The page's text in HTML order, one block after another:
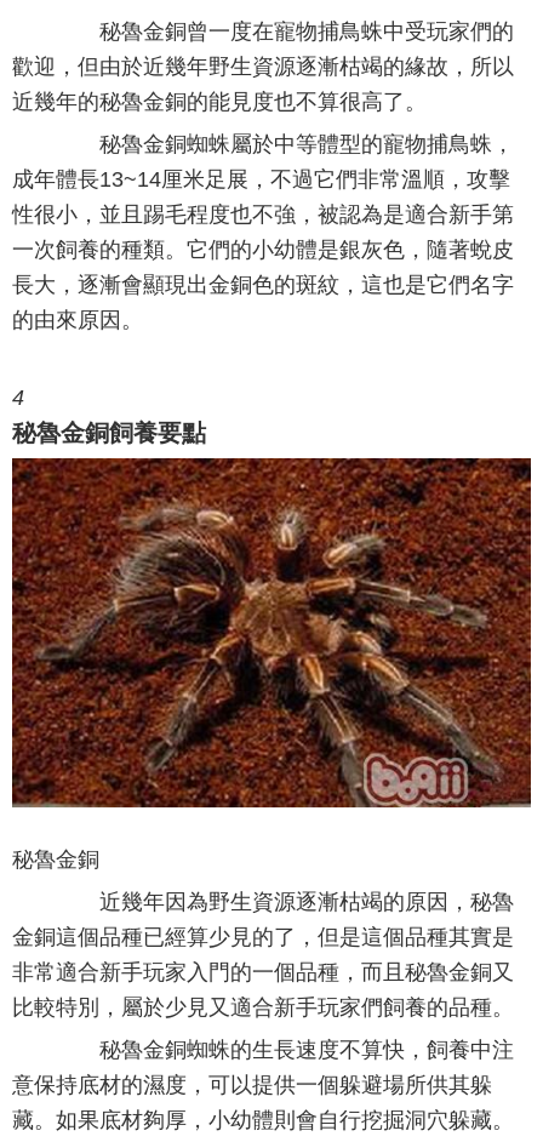
秘魯金銅曾一度在寵物捕鳥蛛中受玩家們的
歡迎，但由於近幾年野生資源逐漸枯竭的緣故，所以
近幾年的秘魯金銅的能見度也不算很高了。
秘魯金銅蜘蛛屬於中等體型的寵物捕鳥蛛，
成年體長13~14厘米足展，不過它們非常溫順，攻擊
性很小，並且踢毛程度也不強，被認為是適合新手第
一次飼養的種類。它們的小幼體是銀灰色，隨著蛻皮
長大，逐漸會顯現出金銅色的斑紋，這也是它們名字
的由來原因。
4
秘魯金銅飼養要點
秘魯金銅
近幾年因為野生資源逐漸枯竭的原因，秘魯
金銅這個品種已經算少見的了，但是這個品種其實是
非常適合新手玩家入門的一個品種，而且秘魯金銅又
比較特別，屬於少見又適合新手玩家們飼養的品種。
秘魯金銅蜘蛛的生長速度不算快，飼養中注
意保持底材的濕度，可以提供一個躲避場所供其躲
藏。如果底材夠厚，小幼體則會自行挖掘洞穴躲藏。